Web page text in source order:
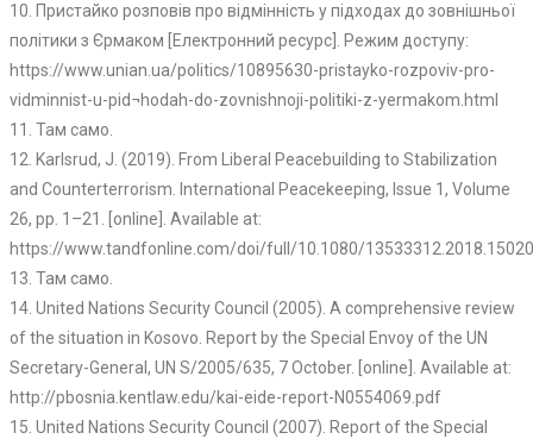
10. Пристайко розповів про відмінність у підходах до зовнішньої
політики з Єрмаком [Електронний ресурс]. Режим доступу:
https://www.unian.ua/politics/10895630-pristayko-rozpoviv-pro-
vidminnist-u-pid¬hodah-do-zovnishnoji-politiki-z-yermakom.html
11. Там само.
12. Karlsrud, J. (2019). From Liberal Peacebuilding to Stabilization
and Counterterrorism. International Peacekeeping, Issue 1, Volume
26, pp. 1–21. [online]. Available at:
https://www.tandfonline.com/doi/full/10.1080/
13. Там само.
14. United Nations Security Council (2005). A comprehensive review
of the situation in Kosovo. Report by the Special Envoy of the UN
Secretary-General, UN S/2005/635, 7 October. [online]. Available at:
http://pbosnia.kentlaw.edu/kai-eide-report-N0554069.pdf
15. United Nations Security Council (2007). Report of the Special